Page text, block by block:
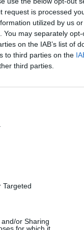
request is processed
utilized by us
may separately
on the IAB’s list of
to third parties on the
third parties.
Targeted
or Sharing
τα εργαλεία